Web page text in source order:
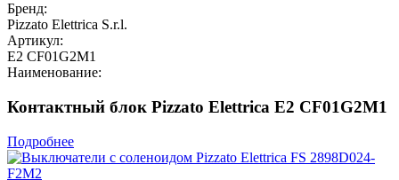
Бренд:
Pizzato Elettrica S.r.l.
Артикул:
E2 CF01G2M1
Наименование:
Контактный блок Pizzato Elettrica E2 CF01G2M1
Подробнее